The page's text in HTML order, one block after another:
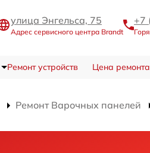
улица Энгельса, 75
Адрес сервисного центра Brandt
+7
Ремонт устройств Цена ремонта
Ремонт Варочных панелей